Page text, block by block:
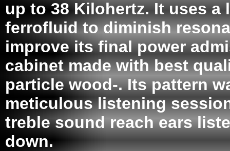
up to 38 Kilohertz. It uses a
ferrofluid to diminish
improve its final power
cabinet made with best
particle wood-. Its pattern
meticulous listening
treble sound reach ears
down.